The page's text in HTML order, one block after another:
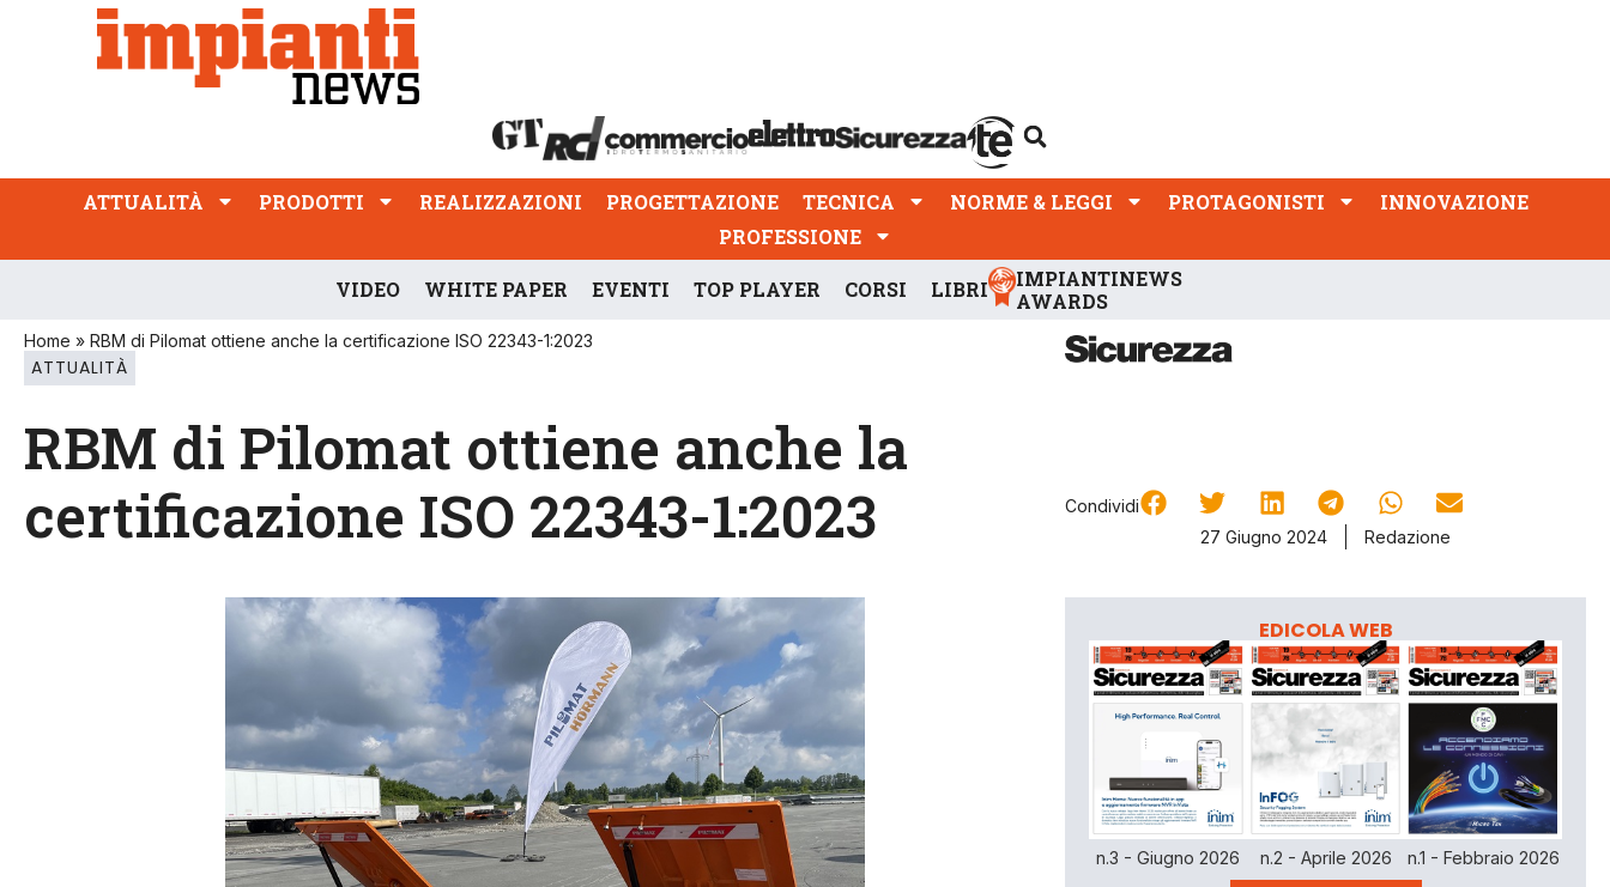
ATTUALITÀ PRODOTTI REALIZZAZIONI
PROFESSIONE
ATTUALITÀ PRODOTTI REALIZZAZIONI PROGETTAZIONE TECNICA NORME & LEGGI PROTAGONISTI
INNOVAZIONE
PROFESSIONE
VIDEO WHITE PAPER EVENTI TOP PLAYER CORSI LIBRI
IMPIANTINEWS
AWARDS
Home » RBM di Pilomat ottiene anche la certificazione ISO 22343-1:2023
ATTUALITÀ
RBM di Pilomat ottiene anche la
certificazione ISO 22343-1:2023
Condividi
27 Giugno 2024
Redazione
EDICOLA WEB
n.3 - Giugno 2026 n.2 - Aprile 2026 n.1 - Febbraio 2026